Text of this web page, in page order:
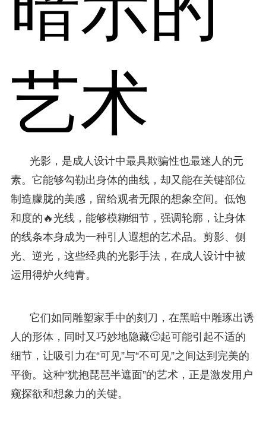
艺术
光影，是成人设计中最具欺骗性也最迷人的元
素。它能够勾勒出身体的曲线，却又能在关键部位
制造朦胧的美感，留给观者无限的想象空间。低饱
和度的🔥光线，能够模糊细节，强调轮廓，让身体
的线条本身成为一种引人遐想的艺术品。剪影、侧
光、逆光，这些经典的光影手法，在成人设计中被
运用得炉火纯青。
它们如同雕塑家手中的刻刀，在黑暗中雕琢出诱
人的形体，同时又巧妙地隐藏🙂起可能引起不适的
细节，让吸引力在“可见”与“不可见”之间达到完美的
平衡。这种“犹抱琵琶半遮面”的艺术，正是激发用户
窥探欲和想象力的关键。